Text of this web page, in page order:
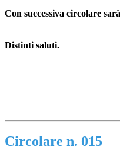
Con successiva circolare
Distinti saluti.
Circolare n. 015